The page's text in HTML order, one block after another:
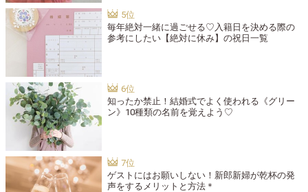
毎年絶対一緒に過ごせる♡入籍日を決める際の
参考にしたい【絶対に休み】の祝日一覧
知ったか禁止！結婚式でよく使われる《グリー
ン》10種類の名前を覚えよう♡
ゲストにはお願いしない！新郎新婦が乾杯の発
声をするメリットと方法＊